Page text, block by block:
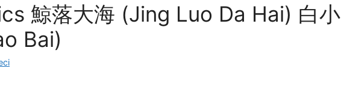
鯨落大海 (Jing Luo Da Hai) 白小
Bai)